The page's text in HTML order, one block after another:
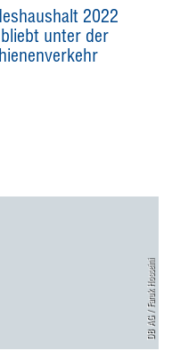
2022
unter der
DB AG / Faruk Hosseini